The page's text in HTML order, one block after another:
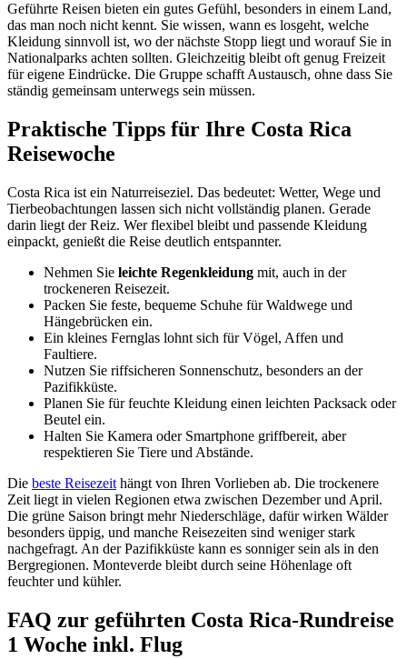
Geführte Reisen bieten ein gutes Gefühl, besonders in einem Land,
das man noch nicht kennt. Sie wissen, wann es losgeht, welche
Kleidung sinnvoll ist, wo der nächste Stopp liegt und worauf Sie in
Nationalparks achten sollten. Gleichzeitig bleibt oft genug Freizeit
für eigene Eindrücke. Die Gruppe schafft Austausch, ohne dass Sie
ständig gemeinsam unterwegs sein müssen.
Praktische Tipps für Ihre Costa Rica
Reisewoche
Costa Rica ist ein Naturreiseziel. Das bedeutet: Wetter, Wege und
Tierbeobachtungen lassen sich nicht vollständig planen. Gerade
darin liegt der Reiz. Wer flexibel bleibt und passende Kleidung
einpackt, genießt die Reise deutlich entspannter.
Nehmen Sie leichte Regenkleidung mit, auch in der
trockeneren Reisezeit.
Packen Sie feste, bequeme Schuhe für Waldwege und
Hängebrücken ein.
Ein kleines Fernglas lohnt sich für Vögel, Affen und
Faultiere.
Nutzen Sie riffsicheren Sonnenschutz, besonders an der
Pazifikküste.
Planen Sie für feuchte Kleidung einen leichten Packsack oder
Beutel ein.
Halten Sie Kamera oder Smartphone griffbereit, aber
respektieren Sie Tiere und Abstände.
Die beste Reisezeit hängt von Ihren Vorlieben ab. Die trockenere
Zeit liegt in vielen Regionen etwa zwischen Dezember und April.
Die grüne Saison bringt mehr Niederschläge, dafür wirken Wälder
besonders üppig, und manche Reisezeiten sind weniger stark
nachgefragt. An der Pazifikküste kann es sonniger sein als in den
Bergregionen. Monteverde bleibt durch seine Höhenlage oft
feuchter und kühler.
FAQ zur geführten Costa Rica-Rundreise
1 Woche inkl. Flug